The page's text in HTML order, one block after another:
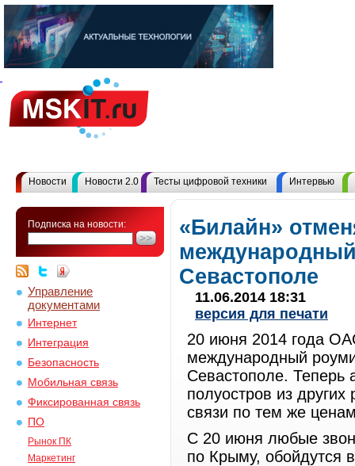
Новости Новости 2.0 Тесты цифровой техники Интервью
Подписка на новости:
Управление
документами
Интернет
Интеграция
Безопасность
Мобильная связь
Фиксированная связь
ПО
Рынок ПК
Маркетинг
«Билайн»
Севастополе
11.06.2014 18:31
версия для печати
20 июня 2014 года
международный
Севастополе.
полуостров из
связи по тем же
С 20 июня любые
по Крыму, обойдутся